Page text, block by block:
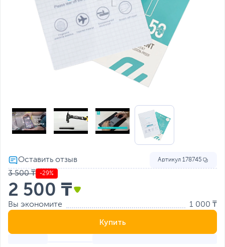
Артикул 178745
3 500 ₸ -29%
2 500 ₸
Вы экономите 1 000 ₸
Купить